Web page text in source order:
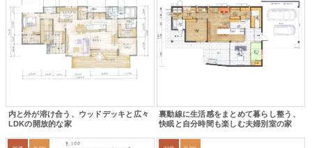
内と外が溶け合う、ウッドデッキと広々
LDKの開放的な家
裏動線に生活感をまとめて暮らし整う、
快眠と自分時間も楽しむ夫婦別室の家